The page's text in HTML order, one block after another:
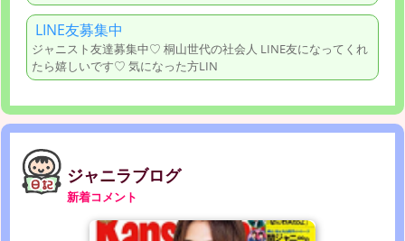
LINE友募集中
ジャニスト友達募集中♡ 桐山世代の社会人 LINE友になってくれ
たら嬉しいです♡ 気になった方LIN
ジャニラブログ
新着コメント